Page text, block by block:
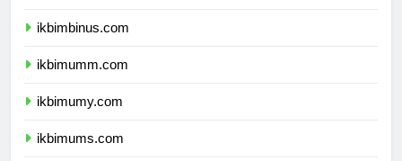
ikbimbinus.com
ikbimumm.com
ikbimumy.com
ikbimums.com